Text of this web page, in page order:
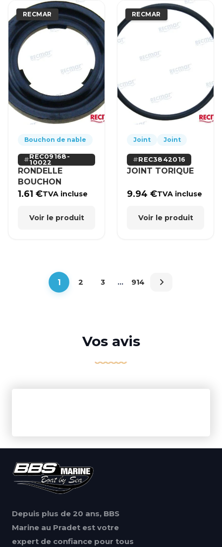
RECMAR
Bouchon de nable
REC09168-
10022
RONDELLE
BOUCHON
1.61€TVA incluse
Voir le produit
RECMAR
Joint Joint
REC3842016
JOINT TORIQUE
9.94€TVA incluse
Voir le produit
1 2 3 … 914
Vos avis
Depuis plus de 20 ans, BBS
Marine au Pradet est votre
expert de confiance pour tous